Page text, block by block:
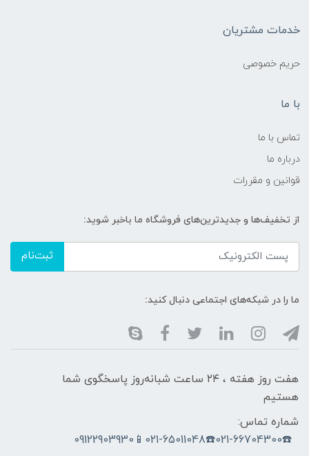
خدمات مشتریان
حریم خصوصی
با ما
تماس با ما
درباره ما
قوانین و مقررات
از تخفیف‌ها و جدیدترین‌های فروشگاه ما باخبر شوید:
ثبت‌نام
ما را در شبکه‌های اجتماعی دنبال کنید:
هفت روز هفته ، ۲۴ ساعت شبانه‌روز پاسخگوی شما
هستیم
شماره تماس:
☎️021-66704300☎️021-65011048📱09122903930